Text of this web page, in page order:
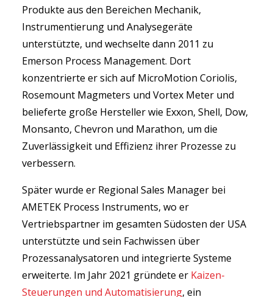
Produkte aus den Bereichen Mechanik,
Instrumentierung und Analysegeräte
unterstützte, und wechselte dann 2011 zu
Emerson Process Management. Dort
konzentrierte er sich auf MicroMotion Coriolis,
Rosemount Magmeters und Vortex Meter und
belieferte große Hersteller wie Exxon, Shell, Dow,
Monsanto, Chevron und Marathon, um die
Zuverlässigkeit und Effizienz ihrer Prozesse zu
verbessern.
Später wurde er Regional Sales Manager bei
AMETEK Process Instruments, wo er
Vertriebspartner im gesamten Südosten der USA
unterstützte und sein Fachwissen über
Prozessanalysatoren und integrierte Systeme
erweiterte. Im Jahr 2021 gründete er Kaizen-
Steuerungen und Automatisierung, ein